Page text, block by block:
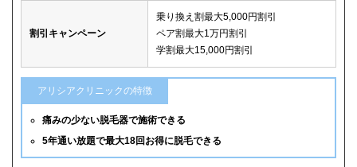
割引キャンペーン
乗り換え割最大5,000円割引
ペア割最大1万円割引
学割最大15,000円割引
アリシアクリニックの特徴
痛みの少ない脱毛器で施術できる
5年通い放題で最大18回お得に脱毛できる